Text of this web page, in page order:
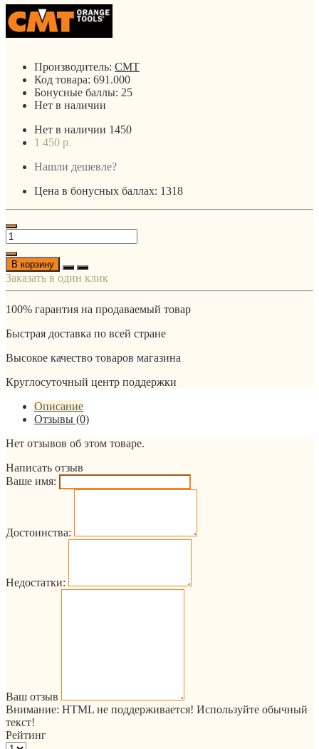
Производитель: CMT
Код товара: 691.000
Бонусные баллы: 25
Нет в наличии
Нет в наличии 1450
1 450 р.
Нашли дешевле?
Цена в бонусных баллах: 1318
В корзину
Заказать в один клик
100% гарантия на продаваемый товар
Быстрая доставка по всей стране
Высокое качество товаров магазина
Круглосуточный центр поддержки
Описание
Отзывы (0)
Нет отзывов об этом товаре.
Написать отзыв
Ваше имя:
Достоинства:
Недостатки:
Ваш отзыв
Внимание: HTML не поддерживается! Используйте обычный
текст!
Рейтинг